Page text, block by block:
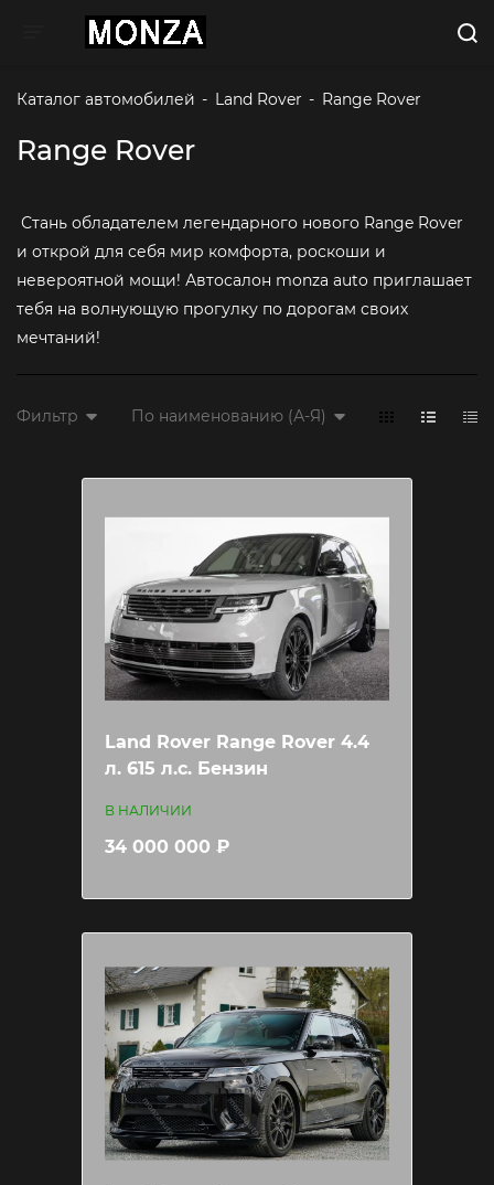
Toggle navigation
Каталог автомобилей - Land Rover - Range Rover
Range Rover
Стань обладателем легендарного нового Range Rover
и открой для себя мир комфорта, роскоши и
невероятной мощи! Автосалон monza auto приглашает
тебя на волнующую прогулку по дорогам своих
мечтаний!
Фильтр По наименованию (А-Я)
Land Rover Range Rover 4.4
л. 615 л.c. Бензин
В НАЛИЧИИ
34 000 000 ₽